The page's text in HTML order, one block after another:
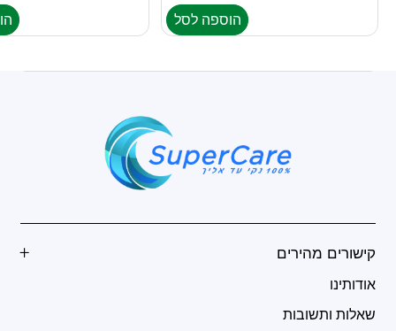
הוספה לסל
קישורים מהירים
אודותינו
שאלות ותשובות